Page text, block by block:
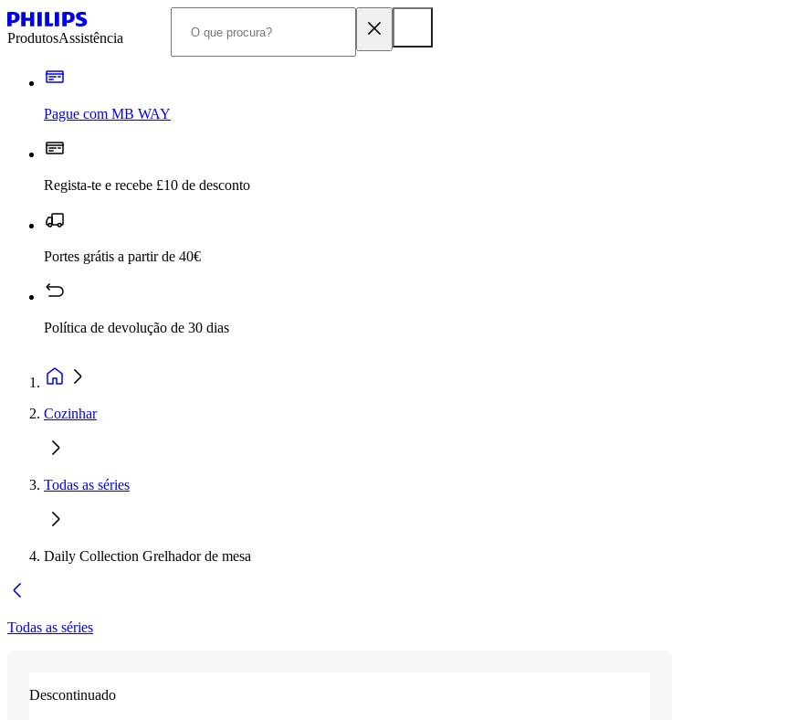
ProdutosAssistência
Pague com MB WAY
Regista-te e recebe £10 de desconto
Portes grátis a partir de 40€
Política de devolução de 30 dias
Cozinhar
Todas as séries
Daily Collection Grelhador de mesa
Todas as séries
Descontinuado